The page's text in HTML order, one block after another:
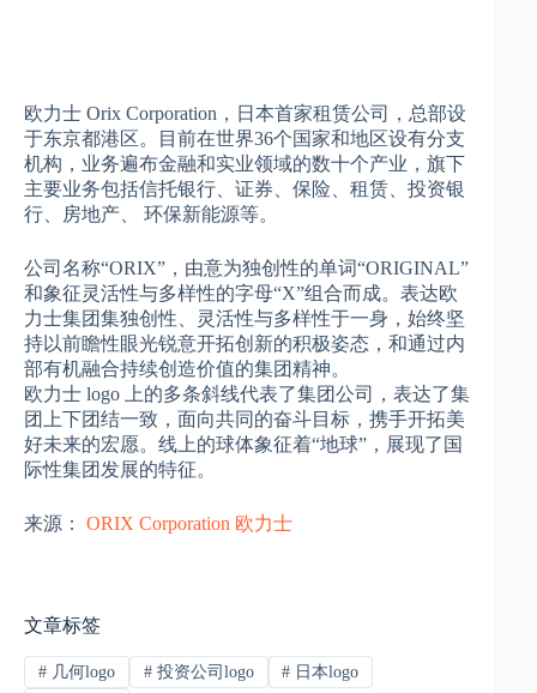
欧力士 Orix Corporation，日本首家租赁公司，总部设
于东京都港区。目前在世界36个国家和地区设有分支
机构，业务遍布金融和实业领域的数十个产业，旗下
主要业务包括信托银行、证券、保险、租赁、投资银
行、房地产、 环保新能源等。
公司名称“ORIX”，由意为独创性的单词“ORIGINAL”
和象征灵活性与多样性的字母“X”组合而成。表达欧
力士集团集独创性、灵活性与多样性于一身，始终坚
持以前瞻性眼光锐意开拓创新的积极姿态，和通过内
部有机融合持续创造价值的集团精神。
欧力士 logo 上的多条斜线代表了集团公司，表达了集
团上下团结一致，面向共同的奋斗目标，携手开拓美
好未来的宏愿。线上的球体象征着“地球”，展现了国
际性集团发展的特征。
来源： ORIX Corporation 欧力士
文章标签
#几何logo #投资公司logo # 日本logo